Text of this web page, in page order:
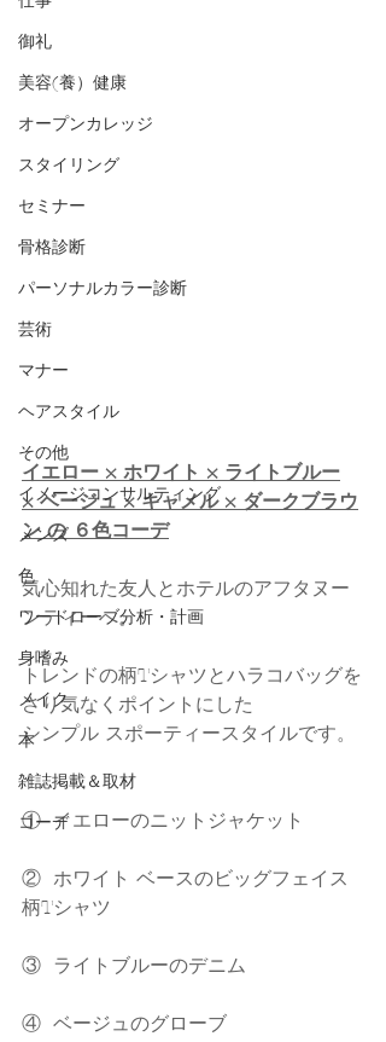
御礼
美容(養）健康
オープンカレッジ
スタイリング
セミナー
骨格診断
パーソナルカラー診断
芸術
マナー
ヘアスタイル
その他
イメージコンサルティング
メンズ
色
ワードローブ分析・計画
身嗜み
メイク
本
雑誌掲載＆取材
コーデ
イエロー × ホワイト × ライトブルー
× ベージュ × キャメル × ダークブラウ
ン の ６色コーデ
気心知れた友人とホテルのアフタヌー
ンティーへ。
トレンドの柄Tシャツとハラコバッグを
さり気なくポイントにした
シンプル スポーティースタイルです。
①  イエローのニットジャケット
②  ホワイト ベースのビッグフェイス
柄Tシャツ
③  ライトブルーのデニム
④  ベージュのグローブ